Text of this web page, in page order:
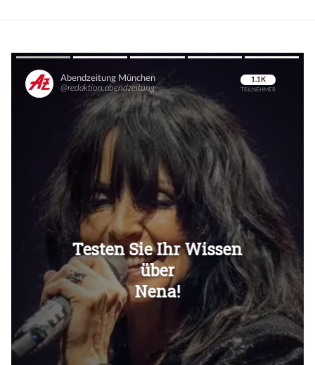
Überspringen
Überspringen